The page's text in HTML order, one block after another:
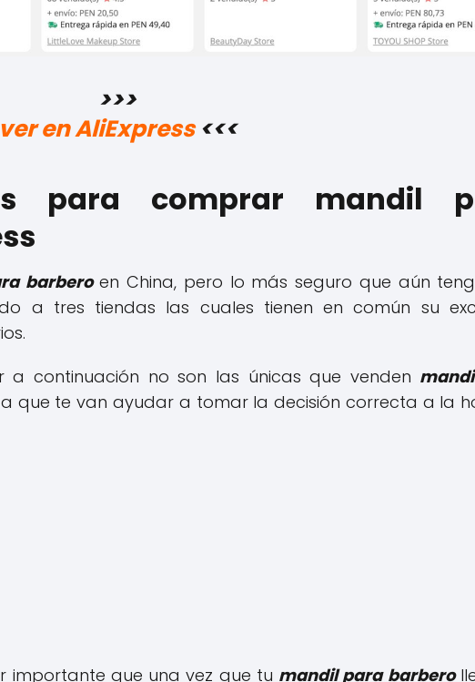
>>>
ver en AliExpress<<<
para comprar mandil
barberoen China, pero lo más seguro que aún
a tres tiendas las cuales tienen en común su
continuación no son las únicas que venden
que te van ayudar a tomar la decisión correcta a la
importante que una vez que tu mandil para barbero